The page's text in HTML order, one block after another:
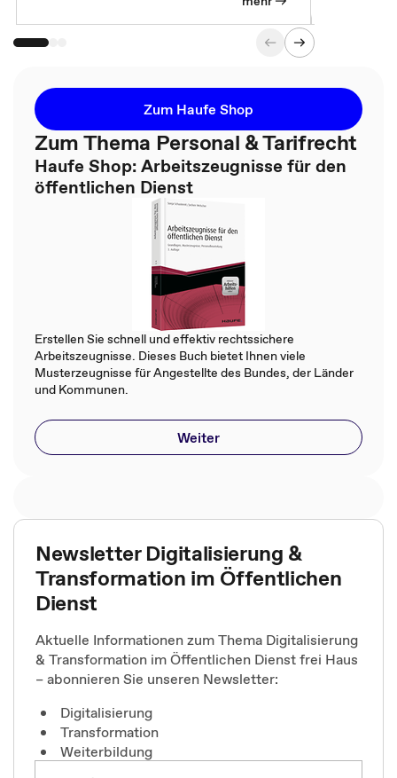
Zum Haufe Shop
Zum Thema Personal & Tarifrecht
Haufe Shop: Arbeitszeugnisse für den
öffentlichen Dienst
Erstellen Sie schnell und effektiv rechtssichere
Arbeitszeugnisse. Dieses Buch bietet Ihnen viele
Musterzeugnisse für Angestellte des Bundes, der Länder
und Kommunen.
Weiter
Newsletter Digitalisierung &
Transformation im Öffentlichen
Dienst
Aktuelle Informationen zum Thema Digitalisierung
& Transformation im Öffentlichen Dienst frei Haus
– abonnieren Sie unseren Newsletter:
Digitalisierung
Transformation
Weiterbildung